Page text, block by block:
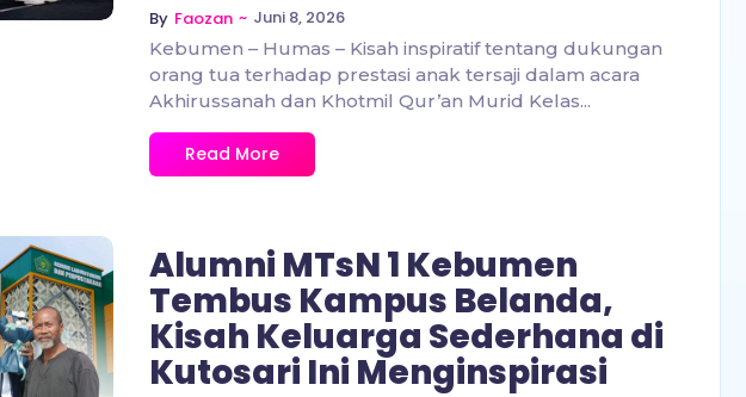
By Faozan ~ Juni 8, 2026
Kebumen – Humas – Kisah inspiratif tentang dukungan
orang tua terhadap prestasi anak tersaji dalam acara
Akhirussanah dan Khotmil Qur’an Murid Kelas...
Read More
Alumni MTsN 1 Kebumen
Tembus Kampus Belanda,
Kisah Keluarga Sederhana di
Kutosari Ini Menginspirasi